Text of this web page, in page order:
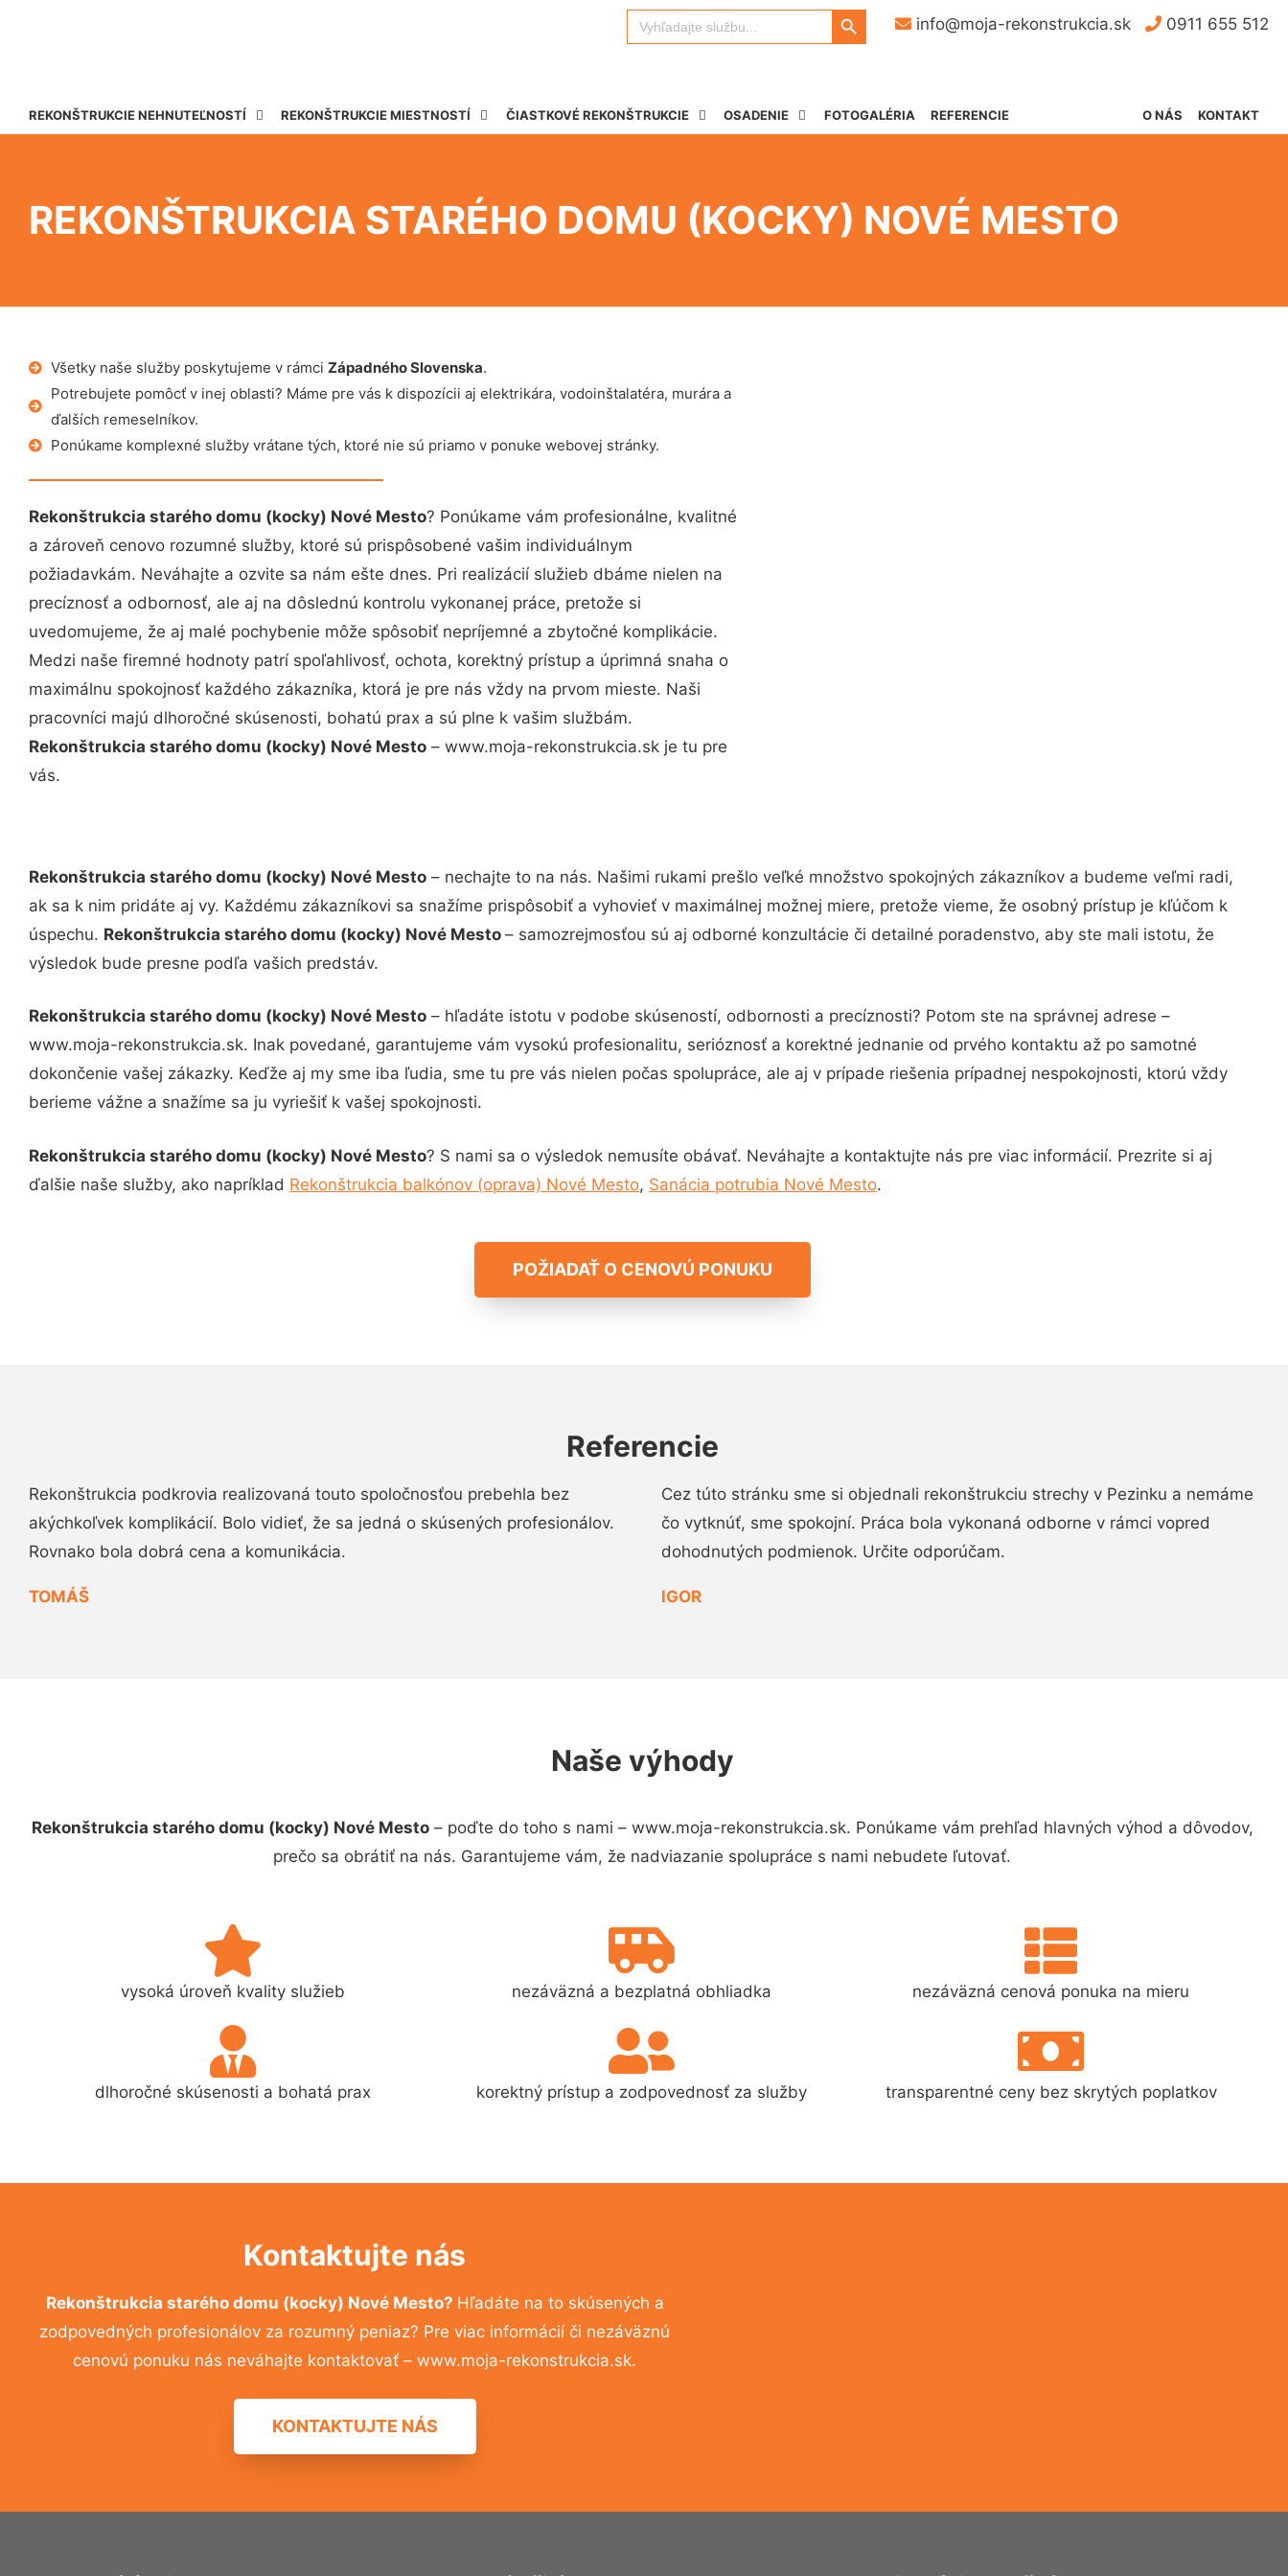
info@moja-rekonstrukcia.sk 0911 655 512
Search
for:
Search Button
REKONŠTRUKCIE NEHNUTEĽNOSTÍ REKONŠTRUKCIE MIESTNOSTÍ ČIASTKOVÉ REKONŠTRUKCIE OSADENIE FOTOGALÉRIA REFERENCIE KONTAKT
O NÁS
REKONŠTRUKCIA STARÉHO DOMU (KOCKY) NOVÉ MESTO
Všetky naše služby poskytujeme v rámci Západného Slovenska.
Potrebujete pomôcť v inej oblasti? Máme pre vás k dispozícii aj elektrikára, vodoinštalatéra, murára a
ďalších remeselníkov.
Ponúkame komplexné služby vrátane tých, ktoré nie sú priamo v ponuke webovej stránky.
Rekonštrukcia starého domu (kocky) Nové Mesto? Ponúkame vám profesionálne, kvalitné
a zároveň cenovo rozumné služby, ktoré sú prispôsobené vašim individuálnym
požiadavkám. Neváhajte a ozvite sa nám ešte dnes. Pri realizácií služieb dbáme nielen na
precíznosť a odbornosť, ale aj na dôslednú kontrolu vykonanej práce, pretože si
uvedomujeme, že aj malé pochybenie môže spôsobiť nepríjemné a zbytočné komplikácie.
Medzi naše firemné hodnoty patrí spoľahlivosť, ochota, korektný prístup a úprimná snaha o
maximálnu spokojnosť každého zákazníka, ktorá je pre nás vždy na prvom mieste. Naši
pracovníci majú dlhoročné skúsenosti, bohatú prax a sú plne k vašim službám.
Rekonštrukcia starého domu (kocky) Nové Mesto – www.moja-rekonstrukcia.sk je tu pre
vás.
Rekonštrukcia starého domu (kocky) Nové Mesto – nechajte to na nás. Našimi rukami prešlo veľké množstvo spokojných zákazníkov a budeme veľmi radi,
ak sa k nim pridáte aj vy. Každému zákazníkovi sa snažíme prispôsobiť a vyhovieť v maximálnej možnej miere, pretože vieme, že osobný prístup je kľúčom k
úspechu. Rekonštrukcia starého domu (kocky) Nové Mesto – samozrejmosťou sú aj odborné konzultácie či detailné poradenstvo, aby ste mali istotu, že
výsledok bude presne podľa vašich predstáv.
Rekonštrukcia starého domu (kocky) Nové Mesto – hľadáte istotu v podobe skúseností, odbornosti a precíznosti? Potom ste na správnej adrese –
www.moja-rekonstrukcia.sk. Inak povedané, garantujeme vám vysokú profesionalitu, serióznosť a korektné jednanie od prvého kontaktu až po samotné
dokončenie vašej zákazky. Keďže aj my sme iba ľudia, sme tu pre vás nielen počas spolupráce, ale aj v prípade riešenia prípadnej nespokojnosti, ktorú vždy
berieme vážne a snažíme sa ju vyriešiť k vašej spokojnosti.
Rekonštrukcia starého domu (kocky) Nové Mesto? S nami sa o výsledok nemusíte obávať. Neváhajte a kontaktujte nás pre viac informácií. Prezrite si aj
ďalšie naše služby, ako napríklad Rekonštrukcia balkónov (oprava) Nové Mesto, Sanácia potrubia Nové Mesto.
POŽIADAŤ O CENOVÚ PONUKU
Referencie
Rekonštrukcia podkrovia realizovaná touto spoločnosťou prebehla bez
akýchkoľvek komplikácií. Bolo vidieť, že sa jedná o skúsených profesionálov.
Rovnako bola dobrá cena a komunikácia.
TOMÁŠ
Cez túto stránku sme si objednali rekonštrukciu strechy v Pezinku a nemáme
čo vytknúť, sme spokojní. Práca bola vykonaná odborne v rámci vopred
dohodnutých podmienok. Určite odporúčam.
IGOR
Naše výhody
Rekonštrukcia starého domu (kocky) Nové Mesto– poďte do toho s nami – www.moja-rekonstrukcia.sk. Ponúkame vám prehľad hlavných výhod a dôvodov,
prečo sa obrátiť na nás. Garantujeme vám, že nadviazanie spolupráce s nami nebudete ľutovať.
vysoká úroveň kvality služieb nezáväzná a bezplatná obhliadka nezáväzná cenová ponuka na mieru
dlhoročné skúsenosti a bohatá prax korektný prístup a zodpovednosť za služby transparentné ceny bez skrytých poplatkov
Kontaktujte nás
Rekonštrukcia starého domu (kocky) Nové Mesto? Hľadáte na to skúsených a
zodpovedných profesionálov za rozumný peniaz? Pre viac informácií či nezáväznú
cenovú ponuku nás neváhajte kontaktovať – www.moja-rekonstrukcia.sk.
KONTAKTUJTE NÁS